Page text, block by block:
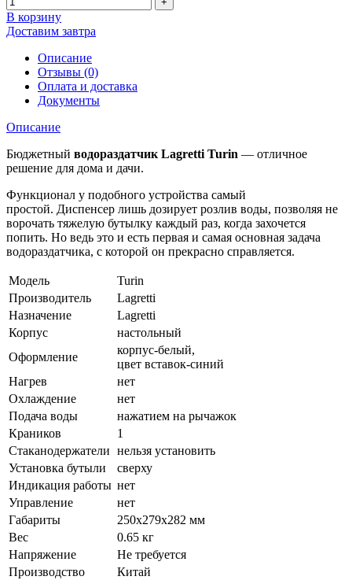
В корзину
Доставим завтра
Описание
Отзывы (0)
Оплата и доставка
Документы
Описание
Бюджетный водораздатчик Lagretti Turin — отличное
решение для дома и дачи.
Функционал у подобного устройства самый
простой. Диспенсер лишь дозирует розлив воды, позволяя не
ворочать тяжелую бутылку каждый раз, когда захочется
попить. Но ведь это и есть первая и самая основная задача
водораздатчика, с которой он прекрасно справляется.
Модель
Turin
Производитель
Lagretti
Назначение
Lagretti
Корпус
настольный
Оформление
корпус-белый,
цвет вставок-синий
Нагрев
нет
Охлаждение
нет
Подача воды
нажатием на рычажок
Краников
1
Стаканодержатели нельзя установить
Установка бутыли
сверху
Индикация работы нет
Управление
нет
Габариты
250х279х282 мм
Вес
0.65 кг
Напряжение
Не требуется
Производство
Китай